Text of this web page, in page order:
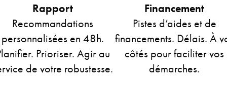
Rapport
Recommandations
personnalisées en 48h.
Prioriser. Agir au
de votre robustesse.
Financement
Pistes d’aides et de
financements. Délais. À
côtés pour faciliter vos
démarches.